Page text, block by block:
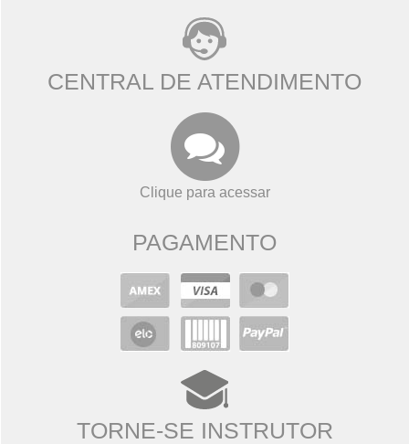
CENTRAL DE ATENDIMENTO
Clique para acessar
PAGAMENTO
TORNE-SE INSTRUTOR